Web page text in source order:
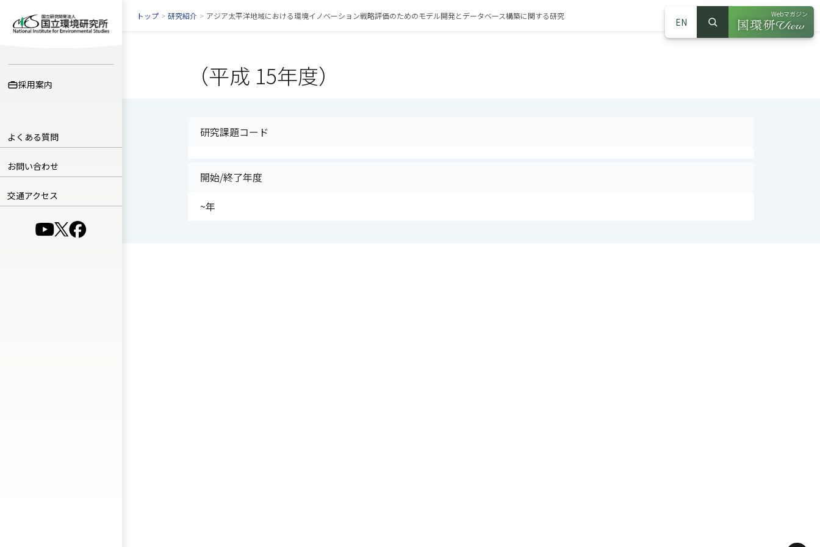
採用案内
よくある質問
お問い合わせ
交通アクセス
（別ウインドウで開きます）
（別ウインドウで開きます）
（別ウインドウで開きます）
EN
サイト内検索
検索
Webマガジン
（別ウインドウ
トップ > 研究紹介 > アジア太平洋地域における環境イノベーション戦略評価のためのモデル開発とデータベース構築に関する研究
（平成 15年度）
研究課題コード
開始/終了年度
~年